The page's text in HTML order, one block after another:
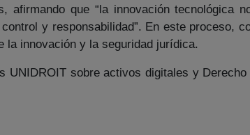
que “la innovación tecnológica
y responsabilidad”. En este proceso,
la innovación y la seguridad jurídica.
sobre activos digitales y Derecho